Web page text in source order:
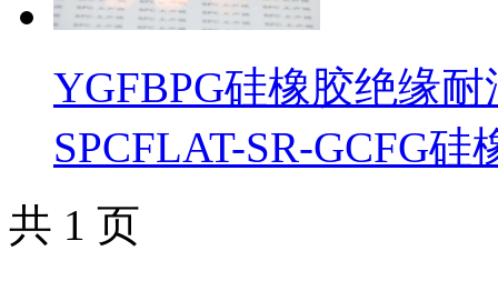
YGFBPG硅橡胶绝缘
SPCFLAT-SR-GCFG硅
共 1 页